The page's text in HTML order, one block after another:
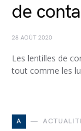
de
28 AOÛT 2020
Les lentilles de
tout comme les
A